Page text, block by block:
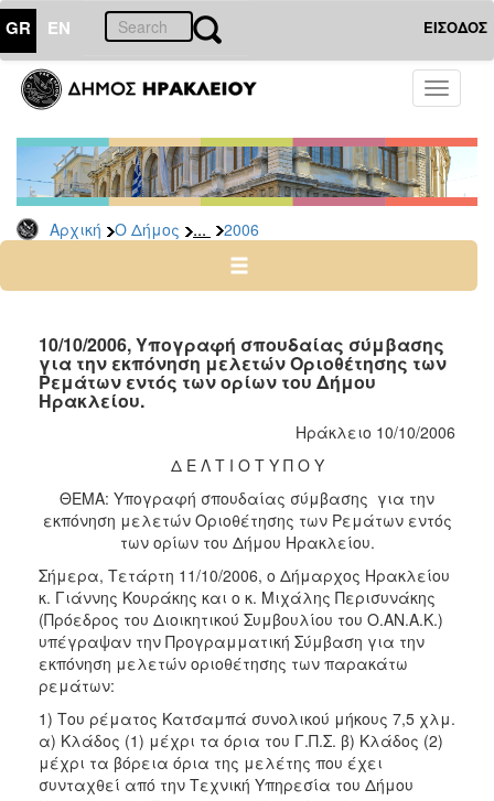
GR EN ΕΙΣΟΔΟΣ
Toggle
Αρχική Ο Δήμος ... 2006
ΔΗΜΟΣ
Δελτία
Τύπου
Αρχείο
2026
2024
2022
2021
2018
2017
2015
2013
2012
2011
2010
2006
10/10/2006, Υπογραφή σπουδαίας σύμβασης
για την εκπόνηση μελετών Οριοθέτησης των
Ρεμάτων εντός των ορίων του Δήμου
Ηρακλείου.
Ηράκλειο 10/10/2006
Δ Ε Λ Τ Ι Ο Τ Υ Π Ο Υ
ΘΕΜΑ: Υπογραφή σπουδαίας σύμβασης για την
εκπόνηση μελετών Οριοθέτησης των Ρεμάτων εντός
των ορίων του Δήμου Ηρακλείου.
Σήμερα, Τετάρτη 11/10/2006, ο Δήμαρχος Ηρακλείου
κ. Γιάννης Κουράκης και ο κ. Μιχάλης Περισυνάκης
(Πρόεδρος του Διοικητικού Συμβουλίου του Ο.ΑΝ.Α.Κ.)
υπέγραψαν την Προγραμματική Σύμβαση για την
εκπόνηση μελετών οριοθέτησης των παρακάτω
ρεμάτων:
1) Του ρέματος Κατσαμπά συνολικού μήκους 7,5 χλμ.
α) Κλάδος (1) μέχρι τα όρια του Γ.Π.Σ. β) Κλάδος (2)
μέχρι τα βόρεια όρια της μελέτης που έχει
συνταχθεί από την Τεχνική Υπηρεσία του Δήμου